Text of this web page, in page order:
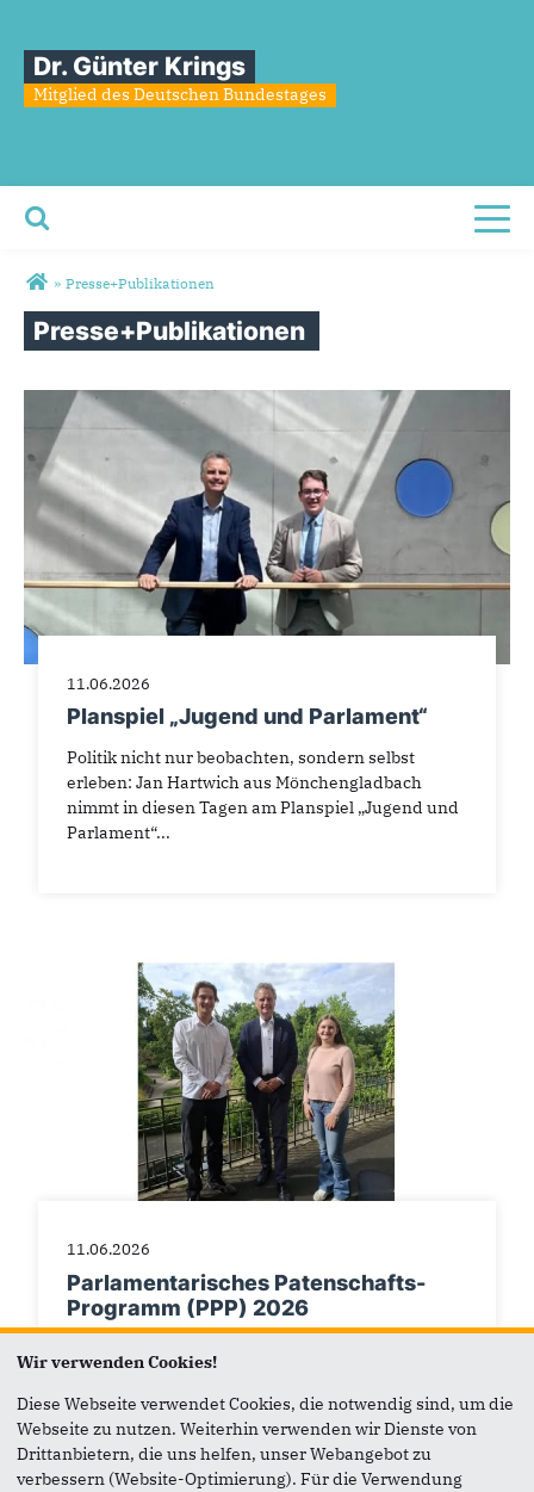
Dr. Günter Krings
Mitglied des Deutschen Bundestages
Sie sind hier
» Presse+Publikationen
Presse+Publikationen
11.06.2026
Planspiel „Jugend und Parlament“
Politik nicht nur beobachten, sondern selbst
erleben: Jan Hartwich aus Mönchengladbach
nimmt in diesen Tagen am Planspiel „Jugend und
Parlament“...
11.06.2026
Parlamentarisches Patenschafts-
Programm (PPP) 2026
Patenschaften für zwei Teilnehmende des
Parlamentarischen Patenschafts-Programms des
Deutschen Bundestages...
Wir verwenden Cookies!
Diese Webseite verwendet Cookies, die notwendig sind, um die
Webseite zu nutzen. Weiterhin verwenden wir Dienste von
Drittanbietern, die uns helfen, unser Webangebot zu
verbessern (Website-Optimierung). Für die Verwendung